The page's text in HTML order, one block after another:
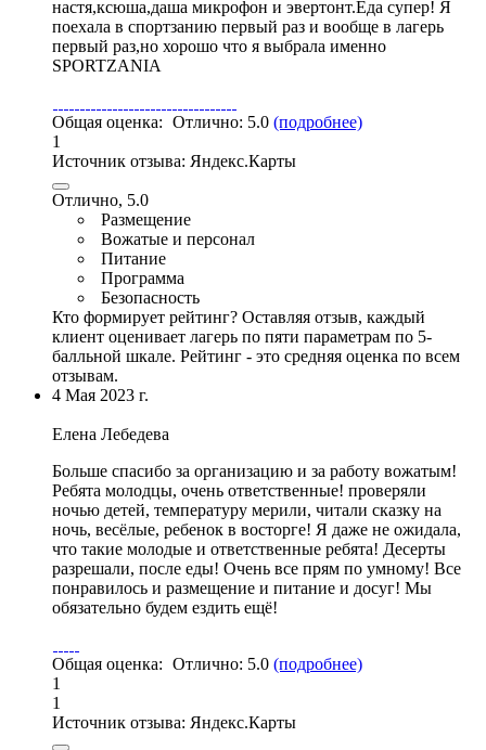
настя,ксюша,даша микрофон и эвертонт.Еда супер! Я
поехала в спортзанию первый раз и вообще в лагерь
первый раз,но хорошо что я выбрала именно
SPORTZANIA
Общая оценка: Отлично: 5.0 (подробнее)
1
Источник отзыва: Яндекс.Карты
Отлично, 5.0
Размещение
Вожатые и персонал
Питание
Программа
Безопасность
Кто формирует рейтинг? Оставляя отзыв, каждый
клиент оценивает лагерь по пяти параметрам по 5-
балльной шкале. Рейтинг - это средняя оценка по всем
отзывам.
4 Мая 2023 г.
Елена Лебедева
Больше спасибо за организацию и за работу вожатым!
Ребята молодцы, очень ответственные! проверяли
ночью детей, температуру мерили, читали сказку на
ночь, весёлые, ребенок в восторге! Я даже не ожидала,
что такие молодые и ответственные ребята! Десерты
разрешали, после еды! Очень все прям по умному! Все
понравилось и размещение и питание и досуг! Мы
обязательно будем ездить ещё!
Общая оценка: Отлично: 5.0 (подробнее)
1
1
Источник отзыва: Яндекс.Карты